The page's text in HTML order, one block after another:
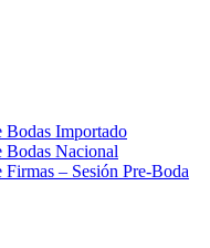
Bodas Importado
Bodas Nacional
– Sesión Pre-Boda